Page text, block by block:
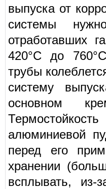
выпуска от
системы
отработавших
420°С до
трубы
систему
основном
алюминиевой
перед его
хранении
всплывать,